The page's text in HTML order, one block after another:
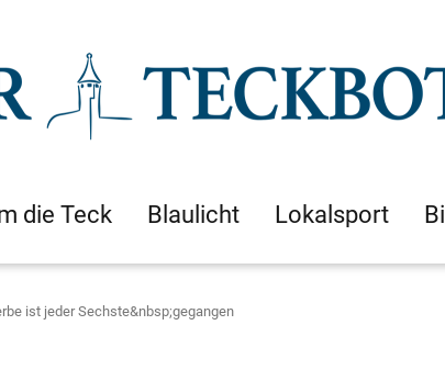
die Teck Blaulicht Lokalsport
ist jeder Sechste&nbsp;gegangen